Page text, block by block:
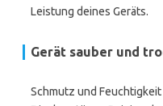
Leistung deines Geräts.
Gerät sauber und
Schmutz und